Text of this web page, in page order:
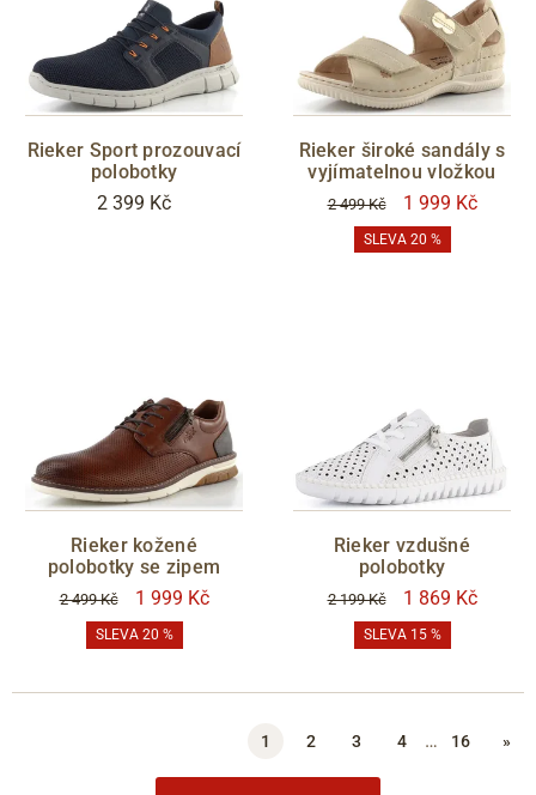
Rieker Sport prozouvací
polobotky
2 399 Kč
Rieker široké sandály s
vyjímatelnou vložkou
2 499 Kč 1 999 Kč
SLEVA 20 %
Rieker kožené
polobotky se zipem
2 499 Kč 1 999 Kč
SLEVA 20 %
Rieker vzdušné
polobotky
2 199 Kč 1 869 Kč
SLEVA 15 %
1 2 3 4 … 16 »